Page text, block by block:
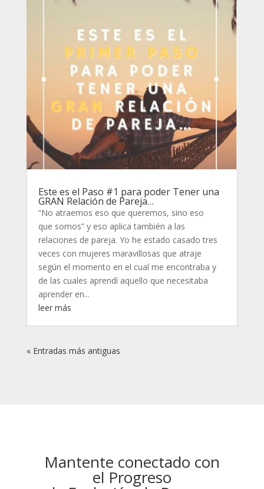
Este es el Paso #1 para poder Tener una
GRAN Relación de Pareja…
“No atraemos eso que queremos, sino eso
que somos” y eso aplica también a las
relaciones de pareja. Yo he estado casado tres
veces con mujeres maravillosas que atraje
según el momento en el cual me encontraba y
de las cuales aprendí aquello que necesitaba
aprender en...
leer más
« Entradas más antiguas
Mantente conectado con
el Progreso